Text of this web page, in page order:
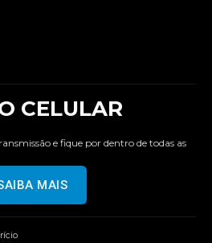
CELULAR
e fique por dentro de todas as
MAIS